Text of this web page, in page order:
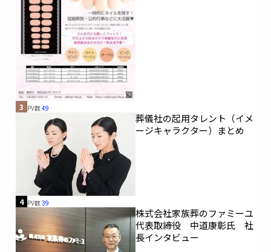
3 PV数49
葬儀社の起用タレント（イメ
ージキャラクター）まとめ
4 PV数39
株式会社家族葬のファミーユ
代表取締役 中道康彰氏 社
長インタビュー